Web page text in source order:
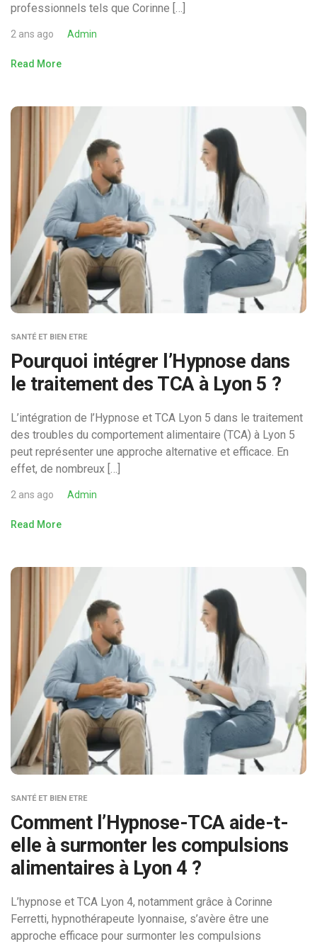
professionnels tels que Corinne […]
2 ans ago Admin
Read More
SANTÉ ET BIEN ETRE
Pourquoi intégrer l’Hypnose dans
le traitement des TCA à Lyon 5 ?
L’intégration de l’Hypnose et TCA Lyon 5 dans le traitement
des troubles du comportement alimentaire (TCA) à Lyon 5
peut représenter une approche alternative et efficace. En
effet, de nombreux […]
2 ans ago Admin
Read More
SANTÉ ET BIEN ETRE
Comment l’Hypnose-TCA aide-t-
elle à surmonter les compulsions
alimentaires à Lyon 4 ?
L’hypnose et TCA Lyon 4, notamment grâce à Corinne
Ferretti, hypnothérapeute lyonnaise, s’avère être une
approche efficace pour surmonter les compulsions